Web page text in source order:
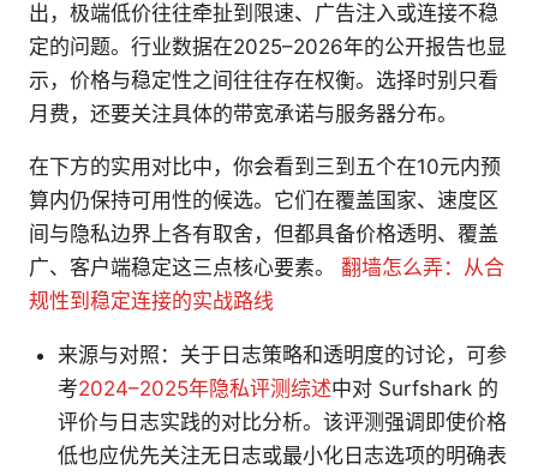
出，极端低价往往牵扯到限速、广告注入或连接不稳
定的问题。行业数据在2025–2026年的公开报告也显
示，价格与稳定性之间往往存在权衡。选择时别只看
月费，还要关注具体的带宽承诺与服务器分布。
在下方的实用对比中，你会看到三到五个在10元内预
算内仍保持可用性的候选。它们在覆盖国家、速度区
间与隐私边界上各有取舍，但都具备价格透明、覆盖
广、客户端稳定这三点核心要素。 翻墙怎么弄：从合
规性到稳定连接的实战路线
来源与对照：关于日志策略和透明度的讨论，可参
考2024–2025年隐私评测综述中对 Surfshark 的
评价与日志实践的对比分析。该评测强调即使价格
低也应优先关注无日志或最小化日志选项的明确表